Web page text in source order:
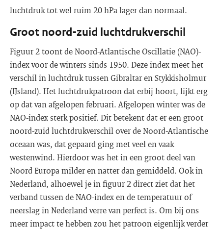
luchtdruk tot wel ruim 20 hPa lager dan normaal.
Groot noord-zuid luchtdrukverschil
Figuur 2 toont de Noord-Atlantische Oscillatie (NAO)-
index voor de winters sinds 1950. Deze index meet het
verschil in luchtdruk tussen Gibraltar en Stykkisholmur
(IJsland). Het luchtdrukpatroon dat erbij hoort, lijkt erg
op dat van afgelopen februari. Afgelopen winter was de
NAO-index sterk positief. Dit betekent dat er een groot
noord-zuid luchtdrukverschil over de Noord-Atlantische
oceaan was, dat gepaard ging met veel en vaak
westenwind. Hierdoor was het in een groot deel van
Noord Europa milder en natter dan gemiddeld. Ook in
Nederland, alhoewel je in figuur 2 direct ziet dat het
verband tussen de NAO-index en de temperatuur of
neerslag in Nederland verre van perfect is. Om bij ons
meer impact te hebben zou het patroon eigenlijk verder